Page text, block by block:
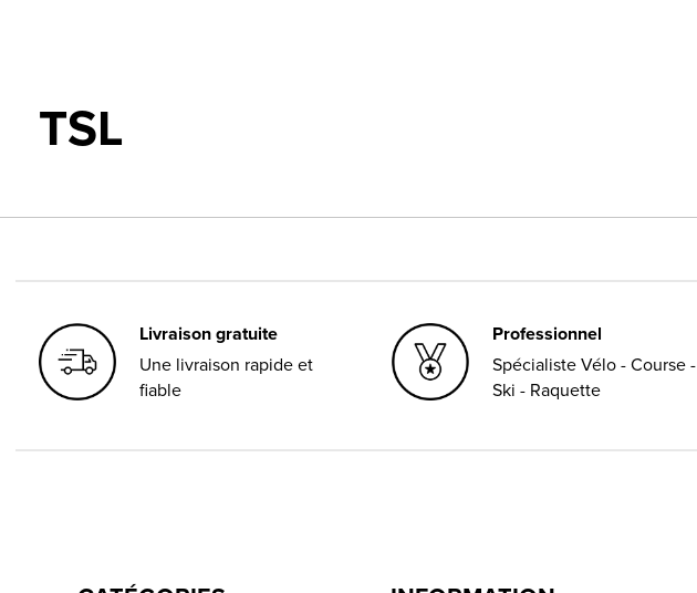
TSL
Livraison gratuite
Une livraison rapide et
fiable
Professionnel
Spécialiste Vélo - Course -
Ski - Raquette